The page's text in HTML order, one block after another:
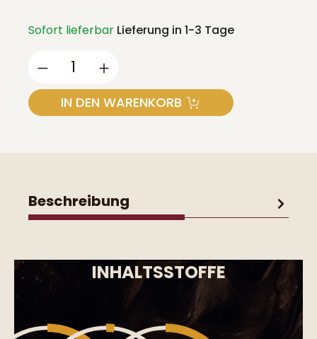
Sofort lieferbar Lieferung in 1-3 Tage
Produkt Anzahl: Gib den
IN DEN WARENKORB
Beschreibung
INHALTSSTOFFE